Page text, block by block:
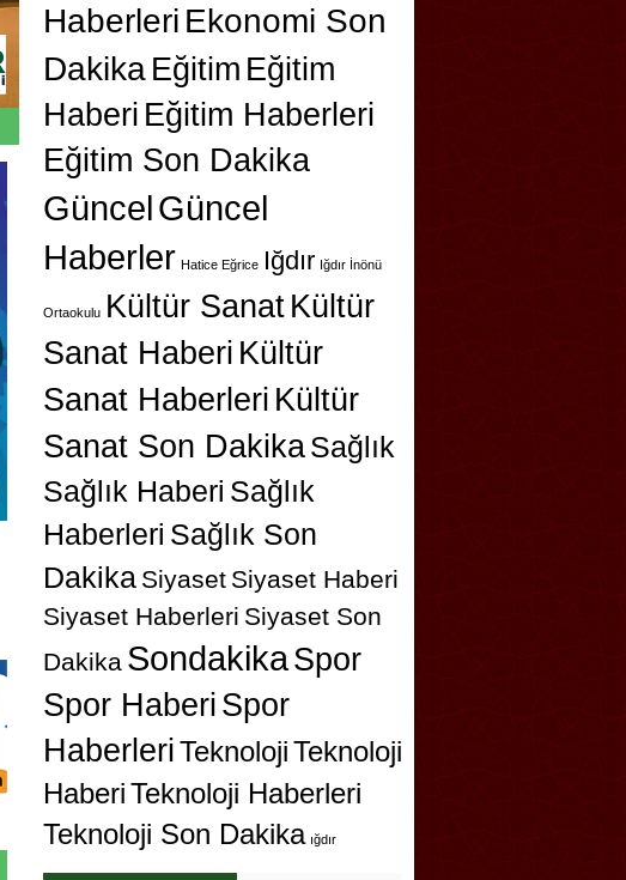
Haberleri Ekonomi Son
Dakika Eğitim Eğitim
Haberi Eğitim Haberleri
Eğitim Son Dakika
GüncelGüncel
Haberler Hatice Eğrice Iğdır Iğdır İnönü
Ortaokulu Kültür SanatKültür
Sanat Haberi Kültür
Sanat Haberleri Kültür
Sanat Son DakikaSağlık
Sağlık Haberi Sağlık
Haberleri Sağlık Son
Dakika Siyaset Siyaset Haberi
Siyaset Haberleri Siyaset Son
Dakika SondakikaSpor
Spor Haberi Spor
HaberleriTeknolojiTeknoloji
HaberiTeknoloji Haberleri
Teknoloji Son Dakika ığdır